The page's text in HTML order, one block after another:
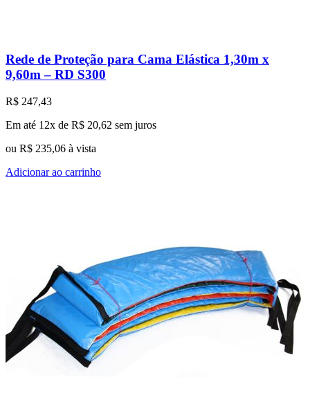
Rede de Proteção para Cama Elástica 1,30m x
9,60m – RD S300
R$ 247,43
Em até 12x de R$ 20,62 sem juros
ou R$ 235,06 à vista
Adicionar ao carrinho